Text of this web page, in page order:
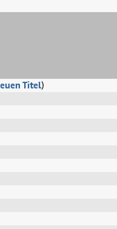
Titel)